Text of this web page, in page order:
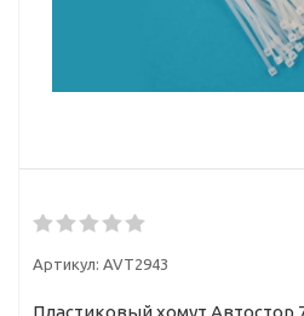
Артикул: AVT2943
Пластиковый хомут Автостор